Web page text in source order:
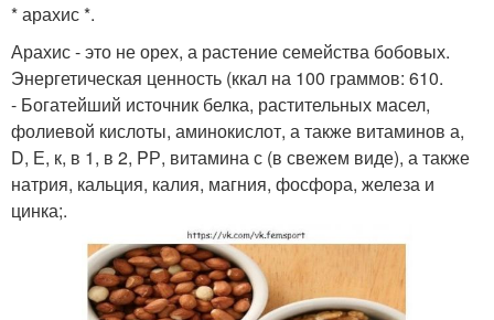
* арахис *.
Арахис - это не орех, а растение семейства бобовых.
Энергетическая ценность (ккал на 100 граммов: 610.
- Богатейший источник белка, растительных масел,
фолиевой кислоты, аминокислот, а также витаминов а,
D, Е, к, в 1, в 2, PР, витамина с (в свежем виде), а также
натрия, кальция, калия, магния, фосфора, железа и
цинка;.